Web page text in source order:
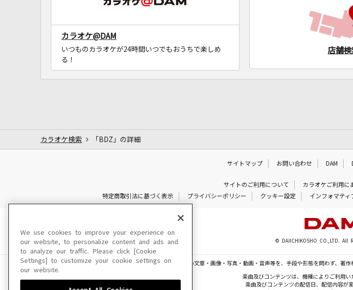
カラオケ@DAM
いつものカラオケが24時間いつでもおうちで楽しめ
る！
店舗検
カラオケ検索 「BDZ」の詳細
サイトマップ お問い合わせ DAM
サイトのご利用について カラオケご利用に
特定商取引法に基づく表示
プライバシーポリシー クッキー設定 インフォマティ
© DAIICHIKOSHO CO.,LTD. All
このサイトに掲載されている一切の文章・画像・写真・動画・音声等を、手段や形態を問わず、著
楽曲及びコンテンツは、機種によりご利用い
楽曲及びコンテンツの配信日、配信内容が
We use cookies to improve your experience on
our website, to personalize content and ads and
to analyze our traffic. Please click [Cookie
Settings] to customize your cookie settings on
our website.